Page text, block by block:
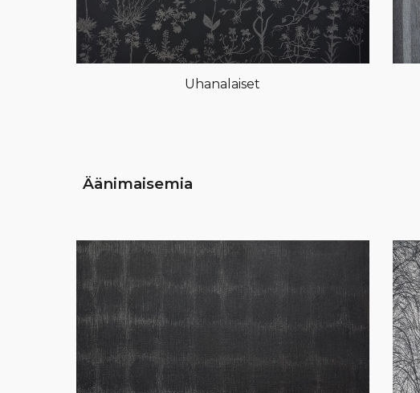
Uhanalaiset
Äänimaisemia